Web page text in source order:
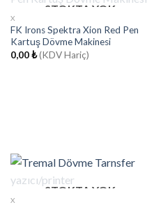
STOKTA YOK
X
FK Irons Spektra Xion Red Pen
Kartuş Dövme Makinesi
0,00₺ (KDV Hariç)
STOKTA YOK
X